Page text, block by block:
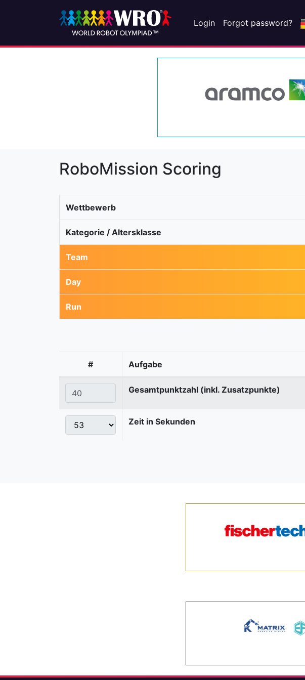
Login Forgot password?
RoboMission Scoring
Wettbewerb
Kategorie / Altersklasse
Team
Day
Run
# Aufgabe
Gesamtpunktzahl (inkl. Zusatzpunkte)
Zeit in Sekunden